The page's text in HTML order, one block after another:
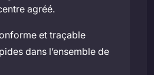
agréé.
et traçable
dans l’ensemble de